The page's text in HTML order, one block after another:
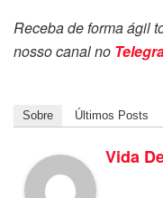
Receba de forma ágil
nosso canal no
Sobre Últimos Posts
Vida